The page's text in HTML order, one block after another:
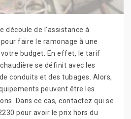
découle de l’assistance à
faire le ramonage à une
budget. En effet, le tarif
se définit avec les
conduits et des tubages. Alors,
peuvent être les
Dans ce cas, contactez qui se
pour avoir le prix hors du